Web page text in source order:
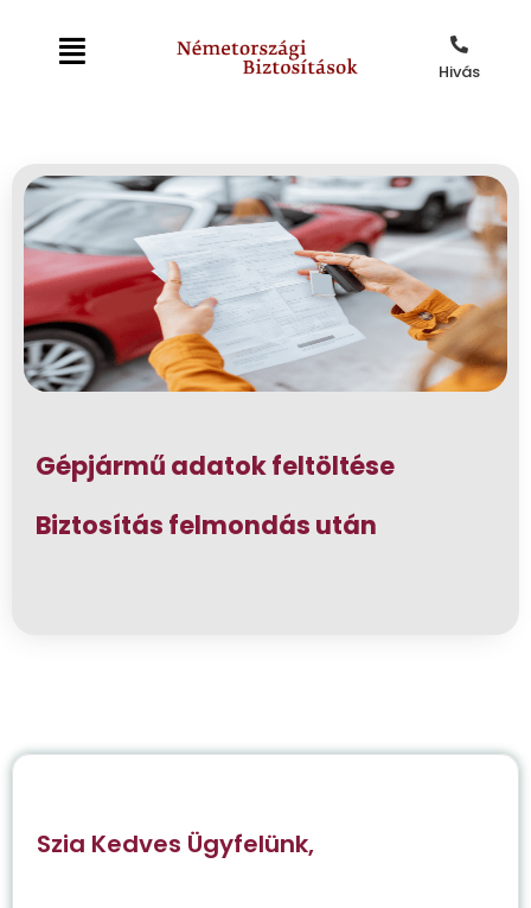
Hivás
Gépjármű adatok feltöltése
Biztosítás felmondás után
Szia Kedves Ügyfelünk,